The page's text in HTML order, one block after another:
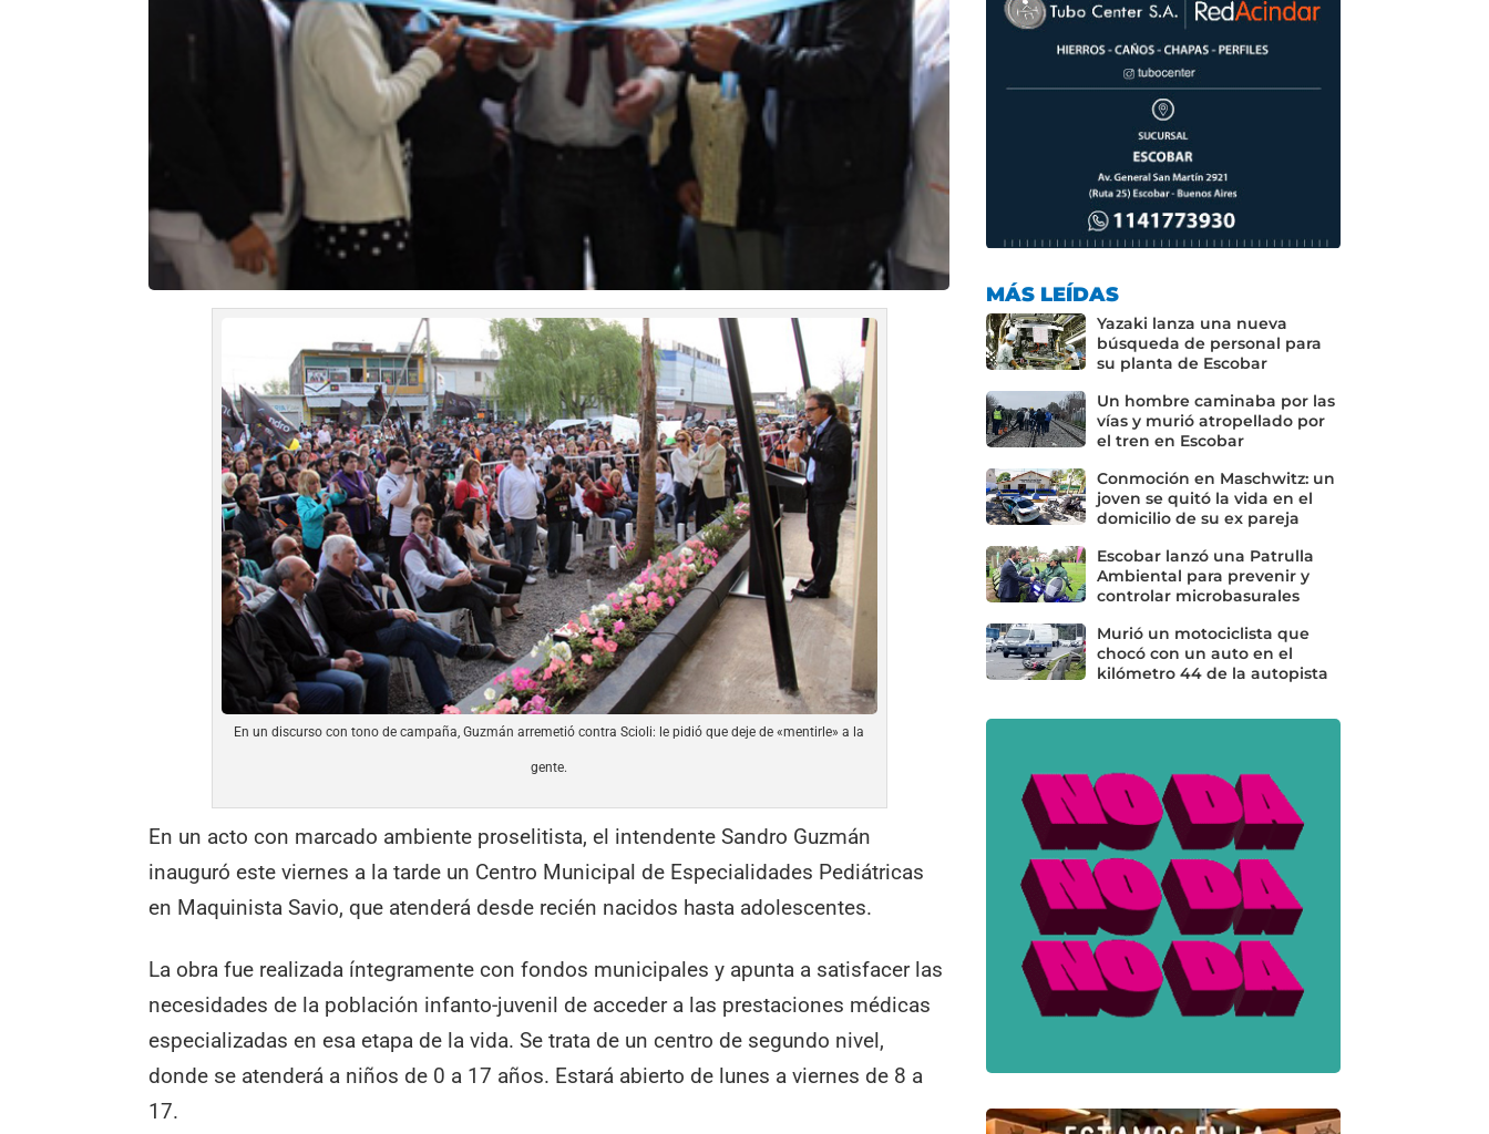
En un discurso con tono de campaña, Guzmán arremetió contra Scioli: le pidió que deje de «mentirle» a la
gente.
En un acto con marcado ambiente proselitista, el intendente Sandro Guzmán
inauguró este viernes a la tarde un Centro Municipal de Especialidades Pediátricas
en Maquinista Savio, que atenderá desde recién nacidos hasta adolescentes.
La obra fue realizada íntegramente con fondos municipales y apunta a satisfacer las
necesidades de la población infanto-juvenil de acceder a las prestaciones médicas
especializadas en esa etapa de la vida. Se trata de un centro de segundo nivel,
donde se atenderá a niños de 0 a 17 años. Estará abierto de lunes a viernes de 8 a
17.
MÁS LEÍDAS
Yazaki lanza una nueva
búsqueda de personal para
su planta de Escobar
Un hombre caminaba por las
vías y murió atropellado por
el tren en Escobar
Conmoción en Maschwitz: un
joven se quitó la vida en el
domicilio de su ex pareja
Escobar lanzó una Patrulla
Ambiental para prevenir y
controlar microbasurales
Murió un motociclista que
chocó con un auto en el
kilómetro 44 de la autopista